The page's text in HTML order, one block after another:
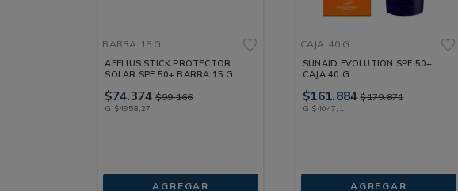
BARRA 15 G
AFELIUS STICK PROTECTOR
SOLAR SPF 50+ BARRA 15 G
$74.374 $99.166
G $4958 27
AGREGAR
CAJA 40 G
SUNAID EVOLUTION SPF 50+
CAJA 40 G
$161.884 $179.871
G $4047 1
AGREGAR